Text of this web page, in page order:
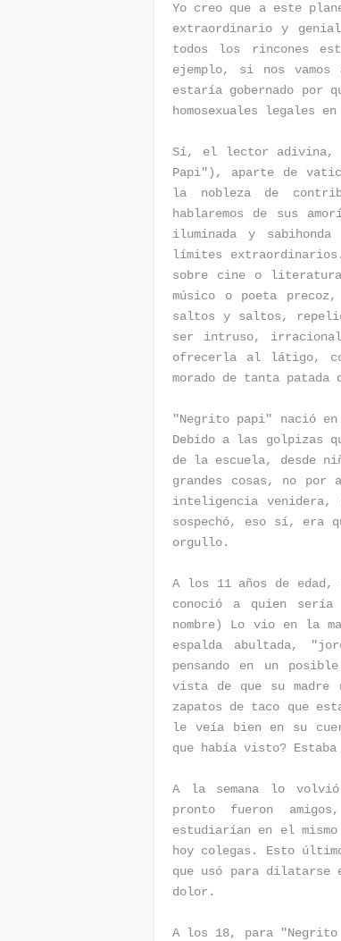
Yo creo que a este
extraordinario y
todos los rincones
ejemplo, si nos
estaría gobernado por
homosexuales legales
Sí, el lector adivina,
Papi"), aparte de
la nobleza de
hablaremos de sus
iluminada y
límites extraordinarios.
sobre cine o
músico o poeta
saltos y saltos,
ser intruso, irracional.
ofrecerla al látigo,
morado de tanta
"Negrito papi" nació
Debido a las golpizas
de la escuela, desde
grandes cosas, no
inteligencia venidera,
sospechó, eso sí, era
orgullo.
A los 11 años de edad,
conoció a quien sería
nombre) Lo vio en la
espalda abultada,
pensando en un
vista de que su madre
zapatos de taco que
le veía bien en su
que había visto?
A la semana lo
pronto fueron
estudiarían en el
hoy colegas. Esto
que usó para
dolor.
A los 18, para "Negrito